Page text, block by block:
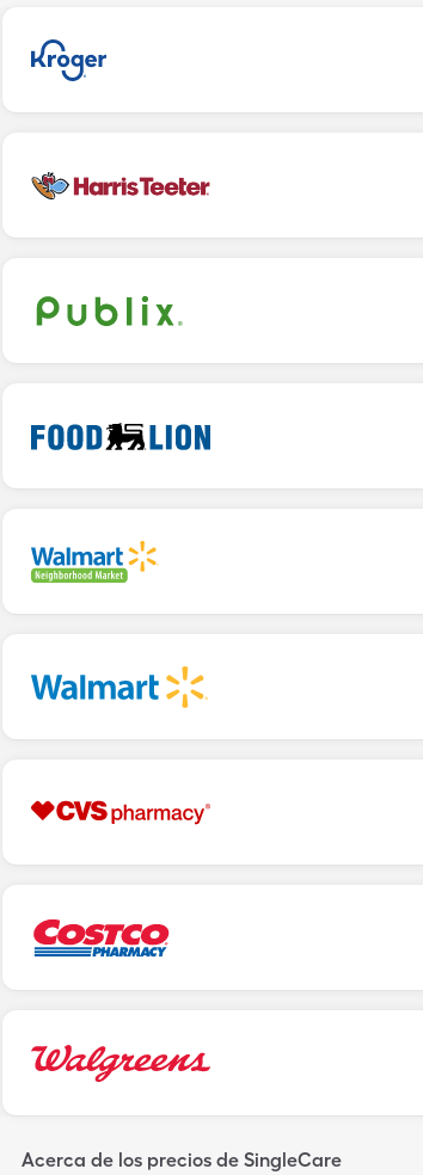
Acerca de los precios de SingleCare